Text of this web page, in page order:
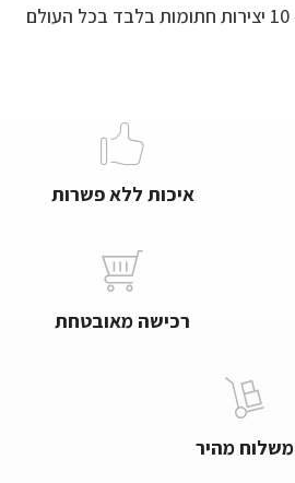
150X150 מידה בס”מ – 10 יצירות חתומות בלבד בכל העולם
איכות ללא פשרות
רכישה מאובטחת
משלוח מהיר